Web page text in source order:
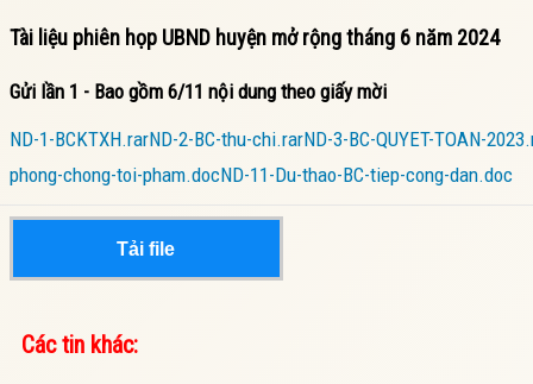
Tài liệu phiên họp UBND huyện mở rộng tháng 6 năm 2024
Gửi lần 1 - Bao gồm 6/11 nội dung theo giấy mời
ND-1-BCKTXH.rarND-2-BC-thu-chi.rarND-3-BC-QUYET-TOAN-
phong-chong-toi-pham.docND-11-Du-thao-BC-tiep-cong-dan.doc
Tải file
Các tin khác: